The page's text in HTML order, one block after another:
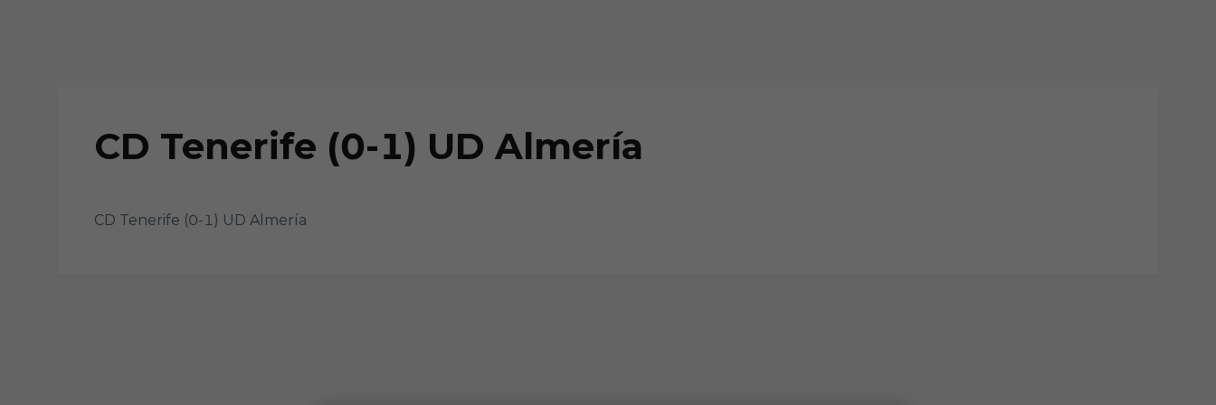
CD Tenerife (0-1) UD Almería
CD Tenerife (0-1) UD Almería